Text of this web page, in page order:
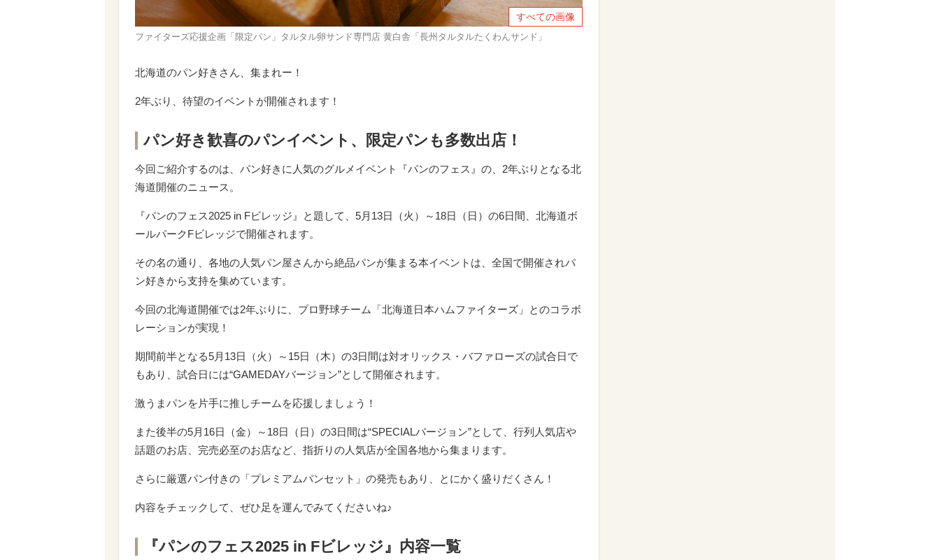
すべての画像
ファイターズ応援企画「限定パン」タルタル卵サンド専門店 黄白舎「長州タルタルたくわんサンド」
北海道のパン好きさん、集まれー！
2年ぶり、待望のイベントが開催されます！
パン好き歓喜のパンイベント、限定パンも多数出店！
今回ご紹介するのは、パン好きに人気のグルメイベント『パンのフェス』の、2年ぶりとなる北
海道開催のニュース。
『パンのフェス2025 in Fビレッジ』と題して、5月13日（火）～18日（日）の6日間、北海道ボ
ールパークFビレッジで開催されます。
その名の通り、各地の人気パン屋さんから絶品パンが集まる本イベントは、全国で開催されパ
ン好きから支持を集めています。
今回の北海道開催では2年ぶりに、プロ野球チーム「北海道日本ハムファイターズ」とのコラボ
レーションが実現！
期間前半となる5月13日（火）～15日（木）の3日間は対オリックス・バファローズの試合日で
もあり、試合日には“GAMEDAYバージョン”として開催されます。
激うまパンを片手に推しチームを応援しましょう！
また後半の5月16日（金）～18日（日）の3日間は“SPECIALバージョン”として、行列人気店や
話題のお店、完売必至のお店など、指折りの⼈気店が全国各地から集まります。
さらに厳選パン付きの「プレミアムパンセット」の発売もあり、とにかく盛りだくさん！
内容をチェックして、ぜひ足を運んでみてくださいね♪
『パンのフェス2025 in Fビレッジ』内容一覧